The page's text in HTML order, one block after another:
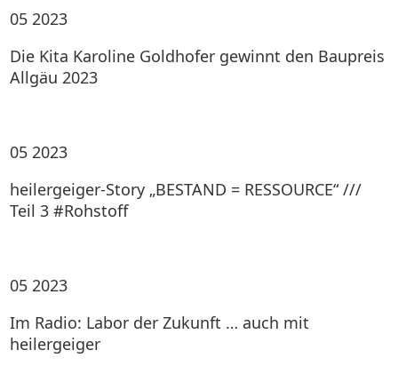
05 2023
Die Kita Karoline Goldhofer gewinnt den Baupreis
Allgäu 2023
05 2023
heilergeiger-Story „BESTAND = RESSOURCE“ ///
Teil 3 #Rohstoff
05 2023
Im Radio: Labor der Zukunft … auch mit
heilergeiger